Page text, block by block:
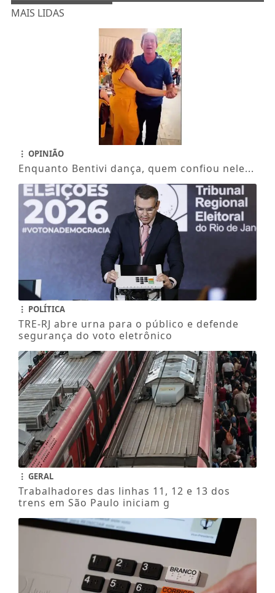
MAIS LIDAS
OPINIÃO
Enquanto Bentivi dança, quem confiou nele...
POLÍTICA
TRE-RJ abre urna para o público e defende
segurança do voto eletrônico
GERAL
Trabalhadores das linhas 11, 12 e 13 dos
trens em São Paulo iniciam g